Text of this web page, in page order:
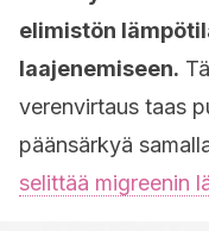
elimistön
laajenemiseen.
verenvirtaus taas
päänsärkyä
selittää migreenin